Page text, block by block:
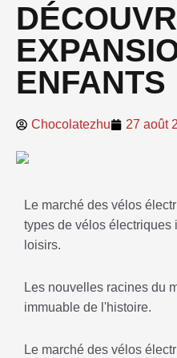
ENFANTS
Chocolatezhu 27 août
Le marché des vélos
types de vélos électriques
loisirs.
Les nouvelles racines du
immuable de l'histoire.
Le marché des vélos